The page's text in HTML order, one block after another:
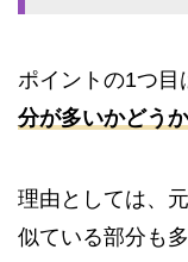
ポイントの1つ目
分が多いかどうか
理由としては、
似ている部分も多